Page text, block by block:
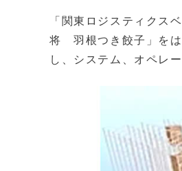
「関東ロジスティクス
将 羽根つき餃子」をは
し、システム、オペレ